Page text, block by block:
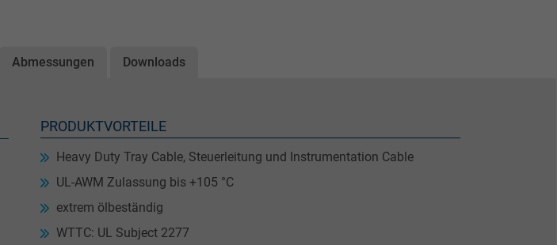
Abmessungen Downloads
PRODUKTVORTEILE
Heavy Duty Tray Cable, Steuerleitung und Instrumentation Cable
UL-AWM Zulassung bis +105 °C
extrem ölbeständig
WTTC: UL Subject 2277